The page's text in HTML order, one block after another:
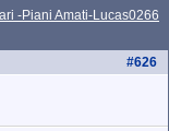
-Piani Amati-Lucas0266
#626